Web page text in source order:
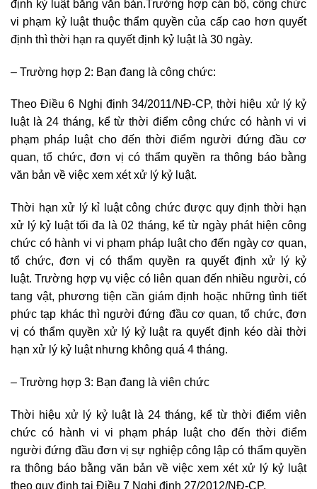
định kỷ luật bằng văn bản.Trường hợp cán bộ, công chức
vi phạm kỷ luật thuộc thẩm quyền của cấp cao hơn quyết
định thì thời hạn ra quyết định kỷ luật là 30 ngày.
– Trường hợp 2: Bạn đang là công chức:
Theo Điều 6 Nghị định 34/2011/NĐ-CP, thời hiệu xử lý kỷ
luật là 24 tháng, kể từ thời điểm công chức có hành vi vi
phạm pháp luật cho đến thời điểm người đứng đầu cơ
quan, tổ chức, đơn vị có thẩm quyền ra thông báo bằng
văn bản về việc xem xét xử lý kỷ luật.
Thời hạn xử lý kỉ luật công chức được quy định thời hạn
xử lý kỷ luật tối đa là 02 tháng, kể từ ngày phát hiện công
chức có hành vi vi phạm pháp luật cho đến ngày cơ quan,
tổ chức, đơn vị có thẩm quyền ra quyết định xử lý kỷ
luật. Trường hợp vụ việc có liên quan đến nhiều người, có
tang vật, phương tiện cần giám định hoặc những tình tiết
phức tạp khác thì người đứng đầu cơ quan, tổ chức, đơn
vị có thẩm quyền xử lý kỷ luật ra quyết định kéo dài thời
hạn xử lý kỷ luật nhưng không quá 4 tháng.
– Trường hợp 3: Bạn đang là viên chức
Thời hiệu xử lý kỷ luật là 24 tháng, kể từ thời điểm viên
chức có hành vi vi phạm pháp luật cho đến thời điểm
người đứng đầu đơn vị sự nghiệp công lập có thẩm quyền
ra thông báo bằng văn bản về việc xem xét xử lý kỷ luật
theo quy định tại Điều 7 Nghị định 27/2012/NĐ-CP.